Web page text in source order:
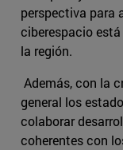
perspectiva para
ciberespacio
la región.
Además, con la
general los
colaborar
coherentes con